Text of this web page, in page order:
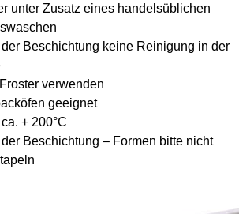
unter Zusatz eines handelsüblichen
Beschichtung keine Reinigung in der
verwenden
geeignet
+ 200°C
Beschichtung – Formen bitte nicht